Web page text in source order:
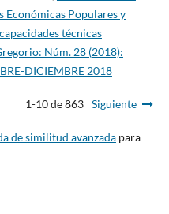
Económicas Populares y
técnicas
Núm. 28 (2018):
DICIEMBRE 2018
1-10 de 863 Siguiente
de similitud avanzadapara